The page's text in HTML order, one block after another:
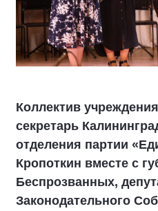
Коллектив
секретарь
отделения партии
Кропоткин вместе с
Беспрозванных,
Законодательного